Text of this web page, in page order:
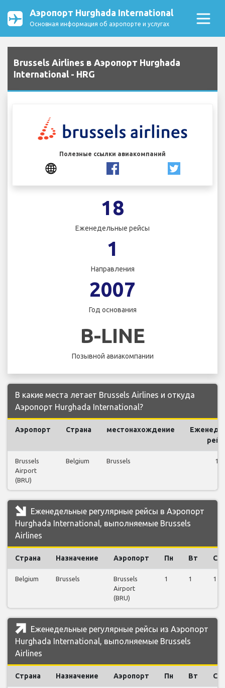
Аэропорт Hurghada International
Основная информация об аэропорте и услугах
Brussels Airlines в Аэропорт Hurghada
International - HRG
Полезные ссылки авиакомпаний
18
Еженедельные рейсы
1
Направления
2007
Год основания
B-LINE
Позывной авиакомпании
В какие места летает Brussels Airlines и откуда
Аэропорт Hurghada International?
Аэропорт Страна местонахождение
Brussels
Airport
(BRU)
Belgium Brussels 18
Еженедельные регулярные рейсы в Аэропорт
Hurghada International, выполняемые Brussels
Airlines
Страна Назначение Аэропорт Пн Вт Ср
Belgium Brussels
Brussels
Airport
(BRU)
1 1 1
Еженедельные регулярные рейсы из Аэропорт
Hurghada International, выполняемые Brussels
Airlines
Страна Назначение Аэропорт Пн Вт Ср